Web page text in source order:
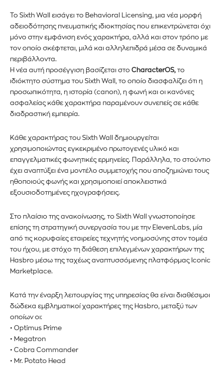
Το Sixth Wall εισάγει το Behavioral Licensing, μια νέα μορφή
αδειοδότησης πνευματικής ιδιοκτησίας που επικεντρώνεται όχι
μόνο στην εμφάνιση ενός χαρακτήρα, αλλά και στον τρόπο με
τον οποίο σκέφτεται, μιλά και αλληλεπιδρά μέσα σε δυναμικά
περιβάλλοντα.
Η νέα αυτή προσέγγιση βασίζεται στο CharacterOS, το
ιδιόκτητο σύστημα του Sixth Wall, το οποίο διασφαλίζει ότι η
προσωπικότητα, η ιστορία (canon), η φωνή και οι κανόνες
ασφαλείας κάθε χαρακτήρα παραμένουν συνεπείς σε κάθε
διαδραστική εμπειρία.
Κάθε χαρακτήρας του Sixth Wall δημιουργείται
χρησιμοποιώντας εγκεκριμένο πρωτογενές υλικό και
επαγγελματικές φωνητικές ερμηνείες. Παράλληλα, το στούντιο
έχει αναπτύξει ένα μοντέλο συμμετοχής που αποζημιώνει τους
ηθοποιούς φωνής και χρησιμοποιεί αποκλειστικά
εξουσιοδοτημένες ηχογραφήσεις.
Στο πλαίσιο της ανακοίνωσης, το Sixth Wall γνωστοποίησε
επίσης τη στρατηγική συνεργασία του με την ElevenLabs, μία
από τις κορυφαίες εταιρείες τεχνητής νοημοσύνης στον τομέα
του ήχου, με στόχο τη διάθεση επιλεγμένων χαρακτήρων της
Hasbro μέσω της ταχέως αναπτυσσόμενης πλατφόρμας Iconic
Marketplace.
Κατά την έναρξη λειτουργίας της υπηρεσίας θα είναι διαθέσιμοι
δώδεκα εμβληματικοί χαρακτήρες της Hasbro, μεταξύ των
οποίων οι:
• Optimus Prime
• Megatron
• Cobra Commander
• Mr. Potato Head